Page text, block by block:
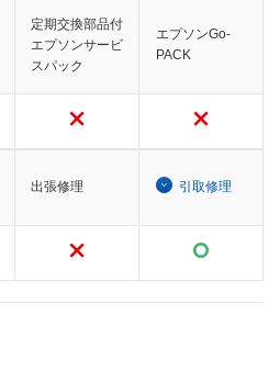
定期交換部品付
エプソンサービ
スパック
エプソンGo-
PACK
出張修理 引取修理